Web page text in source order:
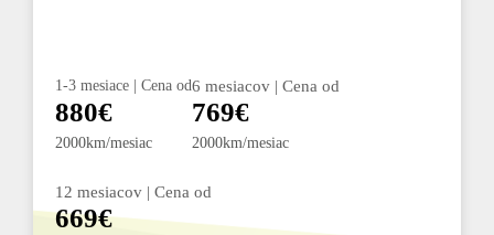
1-3 mesiace | Cena od
880€
2000km/mesiac
6 mesiacov | Cena od
769€
2000km/mesiac
12 mesiacov | Cena od
669€